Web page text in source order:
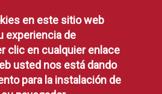
en este sitio web
experiencia de
clic en cualquier enlace
usted nos está dando
para la instalación de